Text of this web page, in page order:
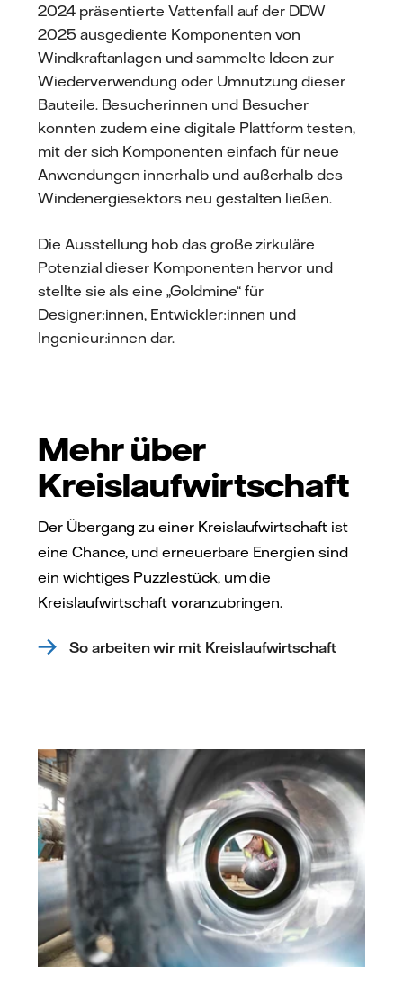
2024 präsentierte Vattenfall auf der DDW
2025 ausgediente Komponenten von
Windkraftanlagen und sammelte Ideen zur
Wiederverwendung oder Umnutzung dieser
Bauteile. Besucherinnen und Besucher
konnten zudem eine digitale Plattform testen,
mit der sich Komponenten einfach für neue
Anwendungen innerhalb und außerhalb des
Windenergiesektors neu gestalten ließen.
Die Ausstellung hob das große zirkuläre
Potenzial dieser Komponenten hervor und
stellte sie als eine „Goldmine“ für
Designer:innen, Entwickler:innen und
Ingenieur:innen dar.
Mehr über
Kreislaufwirtschaft
Der Übergang zu einer Kreislaufwirtschaft ist
eine Chance, und erneuerbare Energien sind
ein wichtiges Puzzlestück, um die
Kreislaufwirtschaft voranzubringen.
So arbeiten wir mit Kreislaufwirtschaft